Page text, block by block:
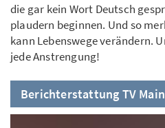
die gar kein Wort Deutsch
plaudern beginnen. Und so
kann Lebenswege verändern.
jede Anstrengung!
Berichterstattung TV